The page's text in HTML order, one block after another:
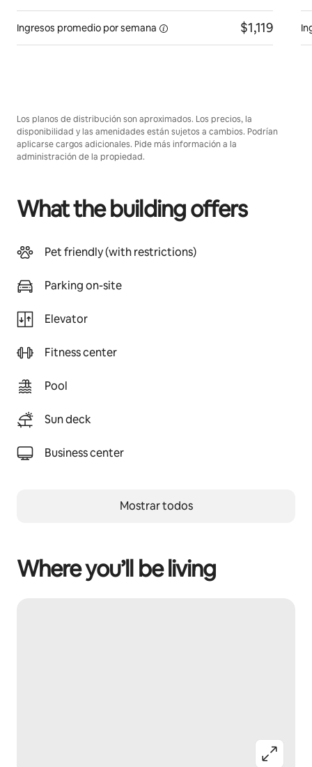
Ingresos promedio porsemana $1,119
Los planos de distribución son aproximados. Los precios, la
disponibilidad y las amenidades están sujetos a cambios. Podrían
aplicarse cargos adicionales. Pide más información a la
administración de la propiedad.
What the building offers
Pet friendly (with restrictions)
Parking on-site
Elevator
Fitness center
Pool
Sun deck
Business center
Mostrar todos
Where you’ll be living